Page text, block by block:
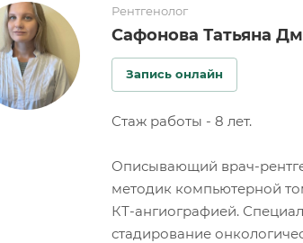
Рентгенолог
Сафонова Татьяна
Запись онлайн
Стаж работы - 8 лет.
Описывающий врач-
методик компьютерной
КТ-ангиографией.
стадирование